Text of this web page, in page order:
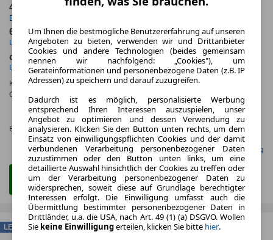
4.2026
Erstzulassung
5.000,0 km
60 Monate
Laufzeit
10 km
Kilometerstand
ca. 103 kW (140 PS)
Leistung
Benzin
Kraftstoff
Kraftstoffverbr.¹: ca. 6,0 l/100km (komb.)
CO
-Emissionen* :ca. 141 g/km (komb.)
Effizienzklasse:
CO₂-
KLASSE
E (KOMB.)
Gefunden auf mobile.de Leasing
Zum Leasing Angebot
LEASING
Um Ihnen die bestmögliche Benutzererfahrung auf unseren
Angeboten zu bieten, verwenden wir und Drittanbieter
Cookies und andere Technologien (beides gemeinsam
nennen wir nachfolgend: „Cookies"), um
Geräteinformationen und personenbezogene Daten (z.B. IP
Adressen) zu speichern und darauf zuzugreifen.
Dadurch ist es möglich, personalisierte Werbung
entsprechend Ihren Interessen auszuspielen, unser
Angebot zu optimieren und dessen Verwendung zu
analysieren. Klicken Sie den Button unten rechts, um dem
Einsatz von einwilligungspflichten Cookies und der damit
verbundenen Verarbeitung personenbezogener Daten
zuzustimmen oder den Button unten links, um eine
detaillierte Auswahl hinsichtlich der Cookies zu treffen oder
um der Verarbeitung personenbezogener Daten zu
widersprechen, soweit diese auf Grundlage berechtigter
Interessen erfolgt. Die Einwilligung umfasst auch die
Übermittlung bestimmter personenbezogener Daten in
Drittländer, u.a. die USA, nach Art. 49 (1) (a) DSGVO. Wollen
Sie keine Einwilligungerteilen, klicken Sie bitte hier.